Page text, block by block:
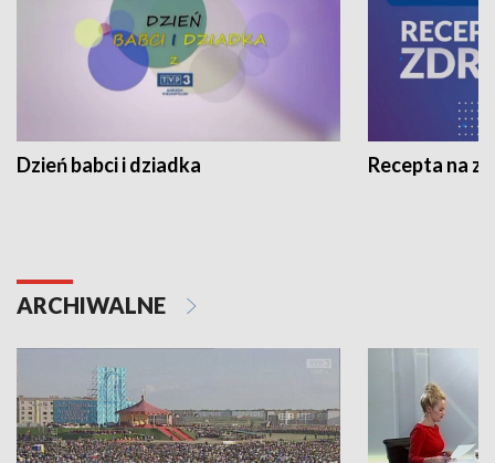
Dzień babci i dziadka Recepta na
ARCHIWALNE